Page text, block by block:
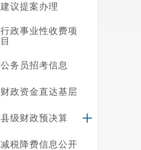
建议提案办理
行政事业性收费项
目
公务员招考信息
财政资金直达基层
县级财政预决算
减税降费信息公开